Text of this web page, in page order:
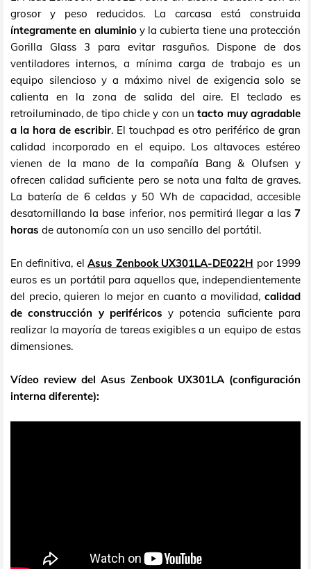
grosor y peso reducidos. La carcasa está construida
íntegramente en aluminioy la cubierta tiene una protección
Gorilla Glass 3 para evitar rasguños. Dispone de dos
ventiladores internos, a mínima carga de trabajo es un
equipo silencioso y a máximo nivel de exigencia solo se
calienta en la zona de salida del aire. El teclado es
retroiluminado, de tipo chicle y con untacto muy agradable
a la hora de escribir. El touchpad es otro periférico de gran
calidad incorporado en el equipo. Los altavoces estéreo
vienen de la mano de la compañía Bang & Olufsen y
ofrecen calidad suficiente pero se nota una falta de graves.
La batería de 6 celdas y 50 Wh de capacidad, accesible
desatornillando la base inferior, nos permitirá llegar a las 7
horas de autonomía con un uso sencillo del portátil.
En definitiva, elAsus Zenbook UX301LA-DE022H por 1999
euros es un portátil para aquellos que, independientemente
del precio, quieren lo mejor en cuanto a movilidad, calidad
de construcción y periféricos y potencia suficiente para
realizar la mayoría de tareas exigibles a un equipo de estas
dimensiones.
Vídeo review del Asus Zenbook UX301LA (configuración
interna diferente):